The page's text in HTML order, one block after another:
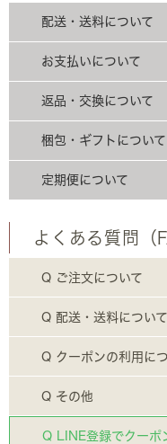
配送・送料について
お支払いについて
返品・交換について
梱包・ギフトについて
定期便について
よくある質問（
Q ご注文について
Q 配送・送料について
Q クーポンの利用に
Q その他
Q LINE登録でクーポ